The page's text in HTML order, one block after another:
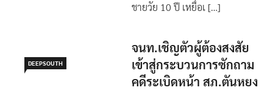
ชายวัย 10 ปี เหยื่อเ […]
DEEPSOUTH
จนท.เชิญตัวผู้ต้องสงสัย
เข้าสู่กระบวนการซักถาม
คดีระเบิดหน้า สภ.ตันหยง